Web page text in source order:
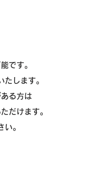
です。
たします。
る方は
だけます。
い。